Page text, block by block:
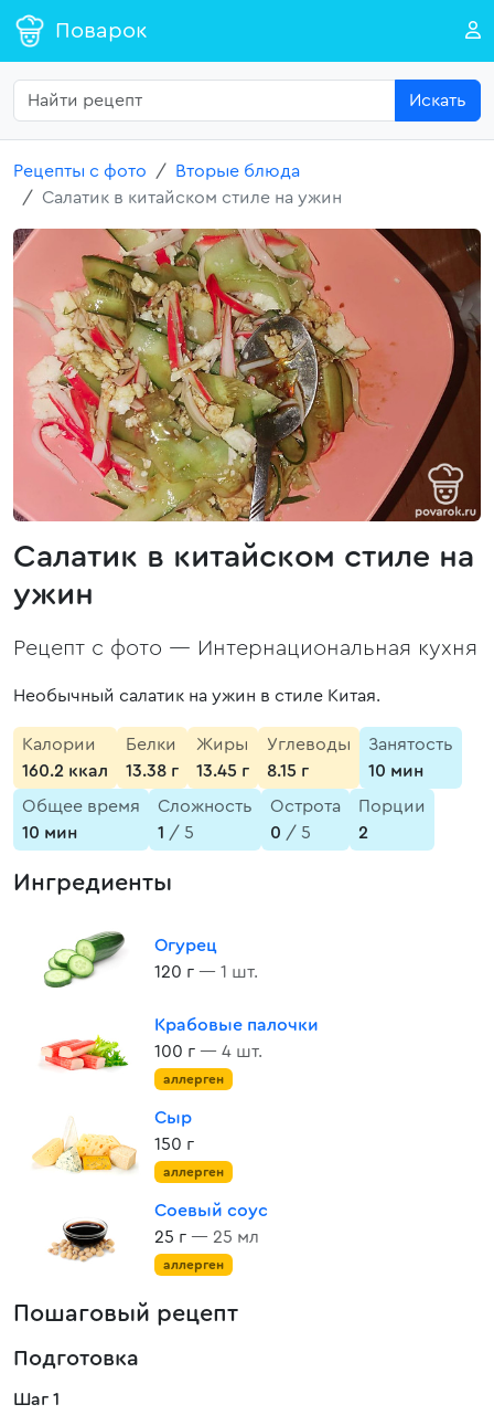
Поварок
Искать
Рецепты с фото
Вторые блюда
Салатик в китайском стиле на ужин
Салатик в китайском стиле на
ужин
Рецепт с фото — Интернациональная кухня
Необычный салатик на ужин в стиле Китая.
Калории
160.2 ккал
Белки
13.38 г
Жиры
13.45 г
Углеводы
8.15 г
Занятость
10 мин
Общее время
10 мин
Сложность
1 / 5
Острота
0 / 5
Порции
2
Ингредиенты
Огурец
120 г — 1 шт.
Крабовые палочки
100 г — 4 шт.
аллерген
Сыр
150 г
аллерген
Соевый соус
25 г — 25 мл
аллерген
Пошаговый рецепт
Подготовка
Шаг 1